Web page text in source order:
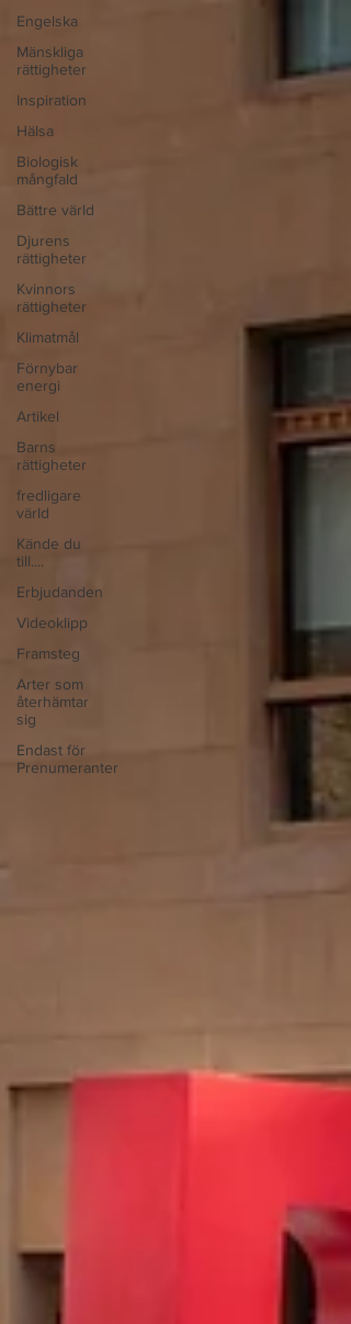
Engelska
Mänskliga
rättigheter
Inspiration
Hälsa
Biologisk
mångfald
Bättre värld
Djurens
rättigheter
Kvinnors
rättigheter
Klimatmål
Förnybar
energi
Artikel
Barns
rättigheter
fredligare
värld
Kände du
till....
Erbjudanden
Videoklipp
Framsteg
Arter som
återhämtar
sig
Endast för
Prenumeranter